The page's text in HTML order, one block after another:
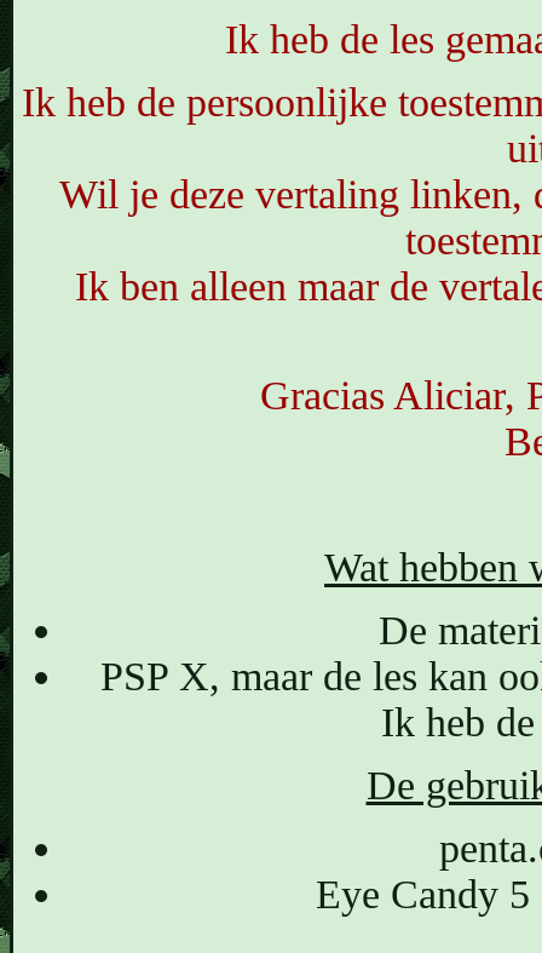
Ik heb de les
Ik heb de persoonlijke
Wil je deze vertaling linken,
Ik ben alleen maar de
Gracias Aliciar,
Wat hebben
De
PSP X, maar de les kan
Ik heb
De
Eye Candy